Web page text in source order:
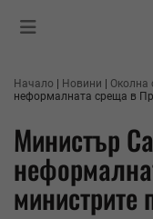
Начало Новини Околна
неформалната среща в
Министър
министрите